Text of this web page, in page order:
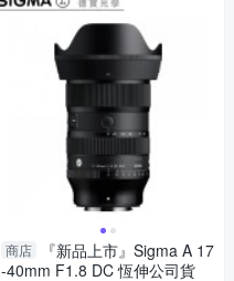
商店
『新品上市』Sigma A 17
-40mm F1.8 DC 恆伸公司貨